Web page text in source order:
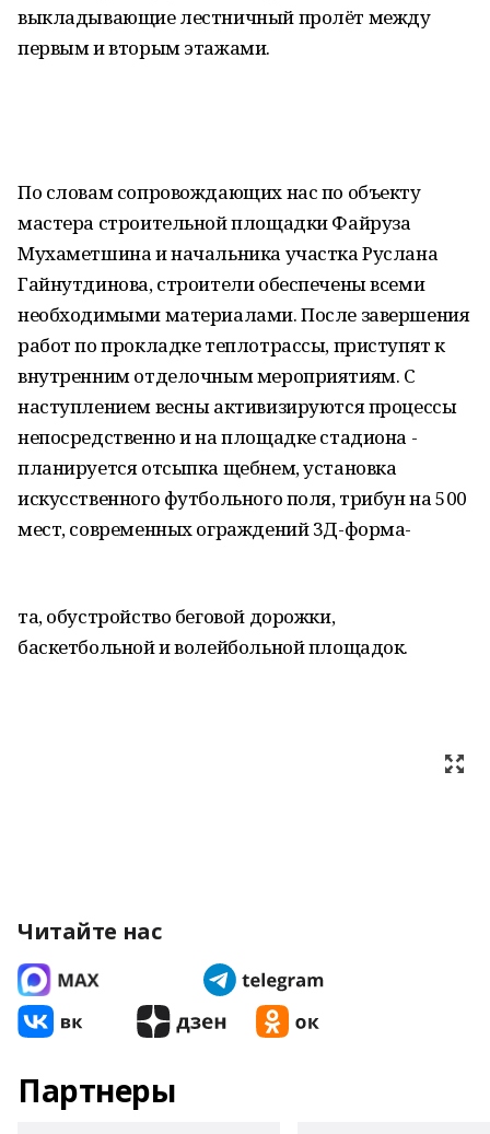
выкладывающие лестничный пролёт между
первым и вторым этажами.
По словам сопровождающих нас по объекту
мастера строительной площадки Файруза
Мухаметшина и начальника участка Руслана
Гайнутдинова, строители обеспечены всеми
необходимыми материалами. После завершения
работ по прокладке теплотрассы, приступят к
внутренним отделочным мероприятиям. С
наступлением весны активизируются процессы
непосредственно и на площадке стадиона -
планируется отсыпка щебнем, установка
искусственного футбольного поля, трибун на 500
мест, современных ограждений 3Д-форма-
та, обустройство беговой дорожки,
баскетбольной и волейбольной площадок.
Читайте нас
Партнеры